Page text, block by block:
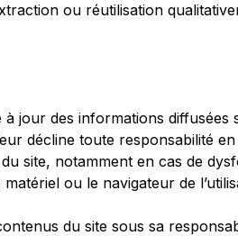
ou réutilisation
à jour des informations
décline toute responsabilité
site, notamment en cas de
ou le navigateur de
du site sous sa